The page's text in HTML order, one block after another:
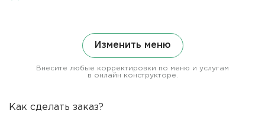
Изменить меню
Внесите любые корректировки по меню и услугам
в онлайн конструкторе.
Как сделать заказ?